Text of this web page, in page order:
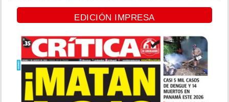
EDICIÓN IMPRESA